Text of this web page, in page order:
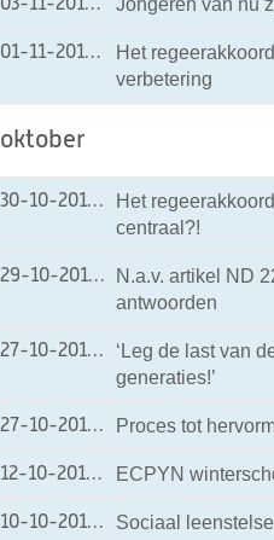
03-11-201203-11-2012 18:37
Jongeren van nu
01-11-201201-11-2012 19:00
Het
verbetering
oktober
30-10-201230-10-2012 18:54
Het
centraal?!
29-10-201229-10-2012 18:03
N.a.v. artikel ND
antwoorden
27-10-201227-10-2012 20:27
‘Leg de last van
generaties!’
27-10-201227-10-2012 19:37
Proces tot
12-10-201212-10-2012 20:31
ECPYN
10-10-201210-10-2012 17:58
Sociaal